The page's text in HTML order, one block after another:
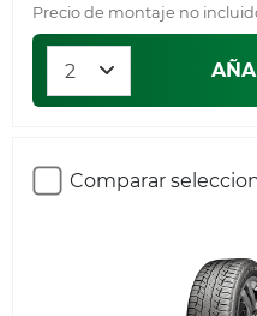
Precio de montaje no
Comparar